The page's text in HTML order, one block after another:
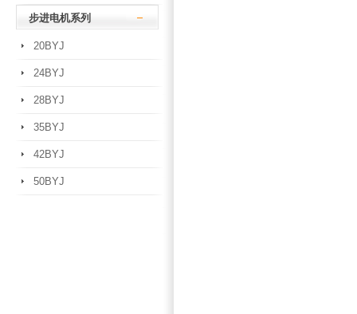
步进电机系列
20BYJ
24BYJ
28BYJ
35BYJ
42BYJ
50BYJ